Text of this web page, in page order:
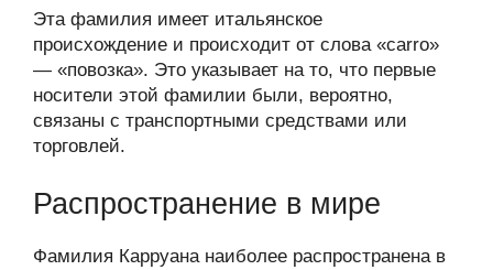
Эта фамилия имеет итальянское
происхождение и происходит от слова «carro»
— «повозка». Это указывает на то, что первые
носители этой фамилии были, вероятно,
связаны с транспортными средствами или
торговлей.
Распространение в мире
Фамилия Карруана наиболее распространена в